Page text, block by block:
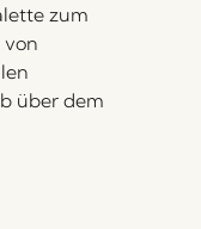
zum
von
über dem